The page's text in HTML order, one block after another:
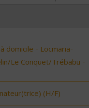
domicile - Locmaria-
Le Conquet/Trébabu -
(H/F)